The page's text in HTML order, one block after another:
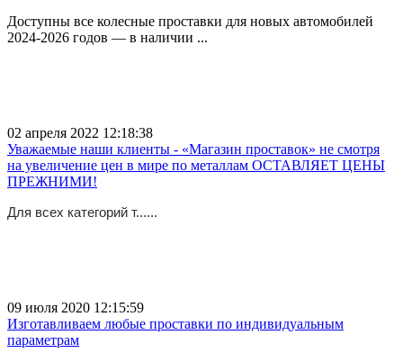
Доступны все колесные проставки для новых автомобилей
2024-2026 годов — в наличии ...
02 апреля 2022 12:18:38
Уважаемые наши клиенты - «Магазин проставок» не смотря
на увеличение цен в мире по металлам ОСТАВЛЯЕТ ЦЕНЫ
ПРЕЖНИМИ!
Для всех категорий т......
09 июля 2020 12:15:59
Изготавливаем любые проставки по индивидуальным
параметрам